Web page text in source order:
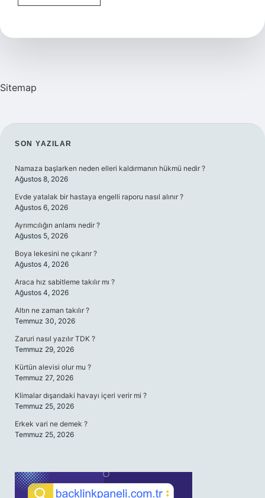
Nasıl
Nelerdir
Sitemap
SIDEBAR
SON YAZILAR
Namaza başlarken neden elleri kaldırmanın hükmü nedir ?
Ağustos 8, 2026
Evde yatalak bir hastaya engelli raporu nasıl alınır ?
Ağustos 6, 2026
Ayrımcılığın anlamı nedir ?
Ağustos 5, 2026
Boya lekesini ne çıkarır ?
Ağustos 4, 2026
Araca hız sabitleme takılır mı ?
Ağustos 4, 2026
Altın ne zaman takılır ?
Temmuz 30, 2026
Zaruri nasıl yazılır TDK ?
Temmuz 29, 2026
Kürtün alevisi olur mu ?
Temmuz 27, 2026
Klimalar dışarıdaki havayı içeri verir mi ?
Temmuz 25, 2026
Erkek vari ne demek ?
Temmuz 25, 2026